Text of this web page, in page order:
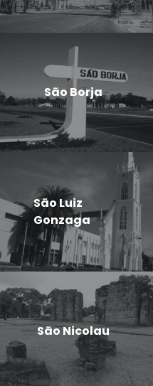
São Borja
São Luiz
Gonzaga
São Nicolau